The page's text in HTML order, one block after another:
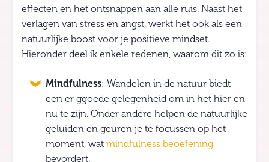
effecten en het ontsnappen aan alle ruis. Naast het
verlagen van stress en angst, werkt het ook als een
natuurlijke boost voor je positieve mindset.
Hieronder deel ik enkele redenen, waarom dit zo is:
Mindfulness: Wandelen in de natuur biedt
een er ggoede gelegenheid om in het hier en
nu te zijn. Onder andere helpen de natuurlijke
geluiden en geuren je te focussen op het
moment, wat mindfulness beoefening
bevordert.